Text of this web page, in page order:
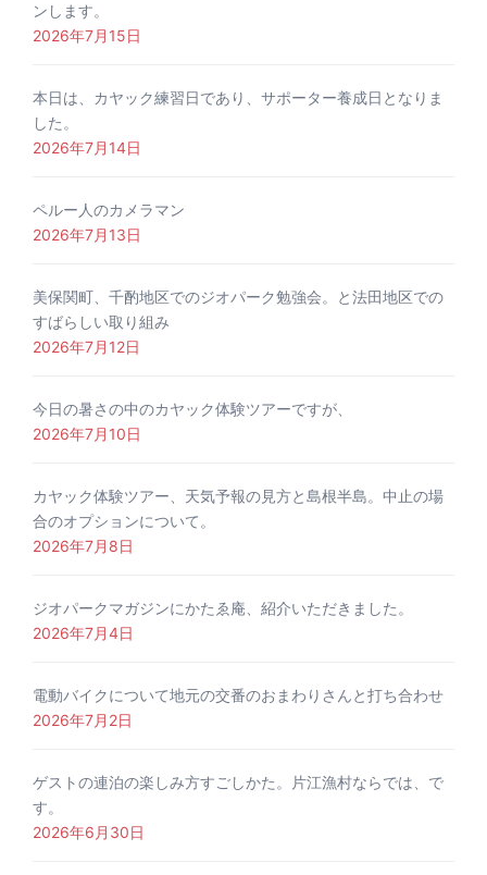
ンします。
2026年7月15日
本日は、カヤック練習日であり、サポーター養成日となりま
した。
2026年7月14日
ペルー人のカメラマン
2026年7月13日
美保関町、千酌地区でのジオパーク勉強会。と法田地区での
すばらしい取り組み
2026年7月12日
今日の暑さの中のカヤック体験ツアーですが、
2026年7月10日
カヤック体験ツアー、天気予報の見方と島根半島。中止の場
合のオプションについて。
2026年7月8日
ジオパークマガジンにかたゑ庵、紹介いただきました。
2026年7月4日
電動バイクについて地元の交番のおまわりさんと打ち合わせ
2026年7月2日
ゲストの連泊の楽しみ方すごしかた。片江漁村ならでは、で
す。
2026年6月30日